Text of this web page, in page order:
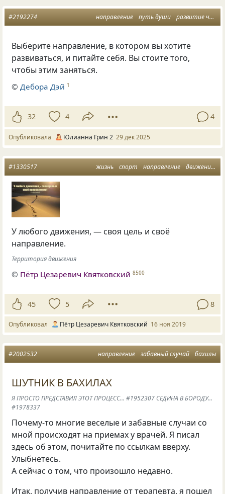
направление путь души развитие человека
#2192274
Выберите направление, в котором вы хотите
развиваться, и питайте себя. Вы стоите того,
чтобы этим заняться.
©Дебора Дэй 1
32 4 4
Опубликовала Юлианна Грин 2 29 дек 2025
жизнь спорт направление движение
#1330517
У любого движения, — своя цель и своё
направление.
Территория движения
© Пётр Цезаревич Квятковский 8500
45 5 8
Опубликовал Пётр Цезаревич Квятковский 16 ноя 2019
направление забавный случай бахилы
#2002532
ШУТНИК В БАХИЛАХ
Я ПРОСТО ПРЕДСТАВИЛ ЭТОТ ПРОЦЕСС... #1952307 СЕДИНА В БОРОДУ...
#1978337
Почему-то многие веселые и забавные случаи со
мной происходят на приемах у врачей. Я писал
здесь об этом, почитайте по ссылкам вверху.
Улыбнетесь.
А сейчас о том, что произошло недавно.
Итак, получив направление от терапевта, я пошел